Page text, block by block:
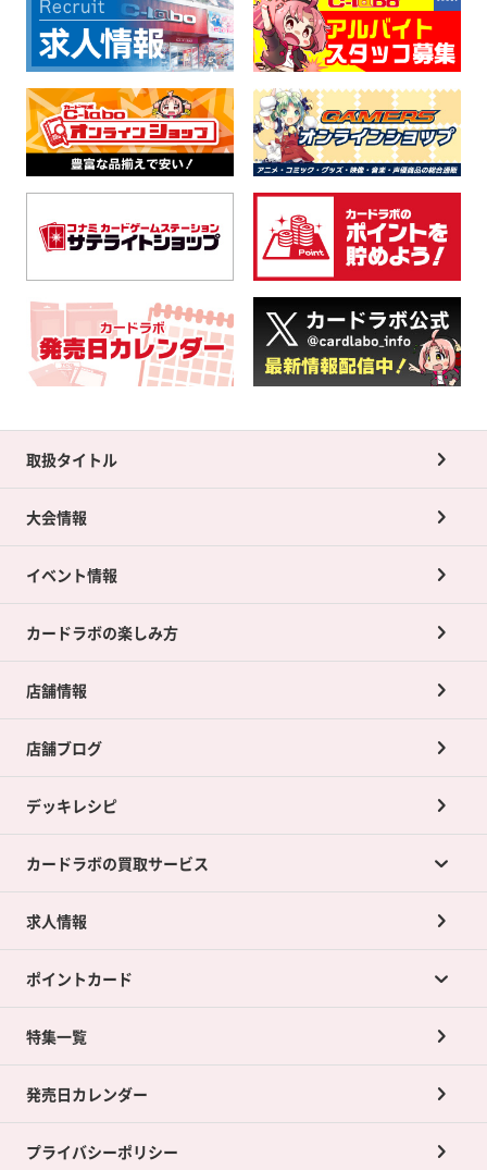
取扱タイトル
大会情報
イベント情報
カードラボの楽しみ方
店舗情報
店舗ブログ
デッキレシピ
カードラボの買取サービス
カードラボの買取サービスTOP
店舗買取について
ネット買取について
買取承諾書について
求人情報
ポイントカード
ポイントカードTOP
ポイント交換景品
特集一覧
発売日カレンダー
プライバシーポリシー